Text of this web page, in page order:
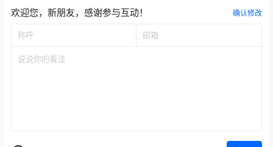
欢迎您，新朋友，感谢参与互动！ 确认修改